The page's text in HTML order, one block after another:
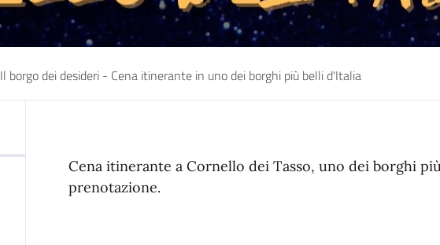
Il borgo dei desideri - Cena itinerante in uno dei borghi più belli d'Italia
Cena itinerante a Cornello dei Tasso, uno dei borghi
prenotazione.